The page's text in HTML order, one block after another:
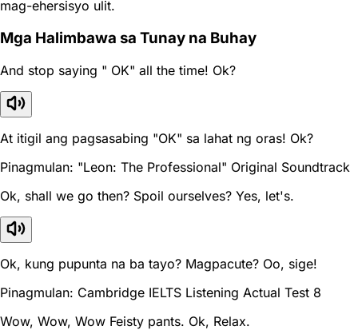
mag-ehersisyo ulit.
Mga Halimbawa sa Tunay na Buhay
And stop saying " OK" all the time! Ok?
At itigil ang pagsasabing "OK" sa lahat ng oras! Ok?
Pinagmulan: "Leon: The Professional" Original Soundtrack
Ok, shall we go then? Spoil ourselves? Yes, let's.
Ok, kung pupunta na ba tayo? Magpacute? Oo, sige!
Pinagmulan: Cambridge IELTS Listening Actual Test 8
Wow, Wow, Wow Feisty pants. Ok, Relax.